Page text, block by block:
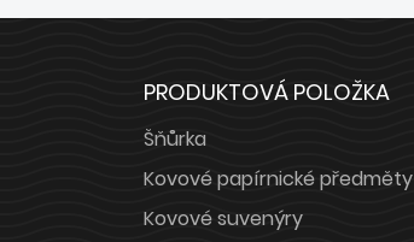
PRODUKTOVÁ POLOŽKA
Šňůrka
Kovové papírnické předměty
Kovové suvenýry